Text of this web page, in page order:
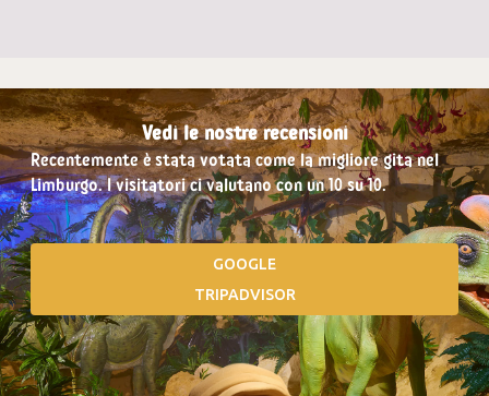
Vedi le nostre recensioni
Recentemente è stata votata come la migliore gita nel
Limburgo. I visitatori ci valutano con un 10 su 10.
GOOGLE
TRIPADVISOR